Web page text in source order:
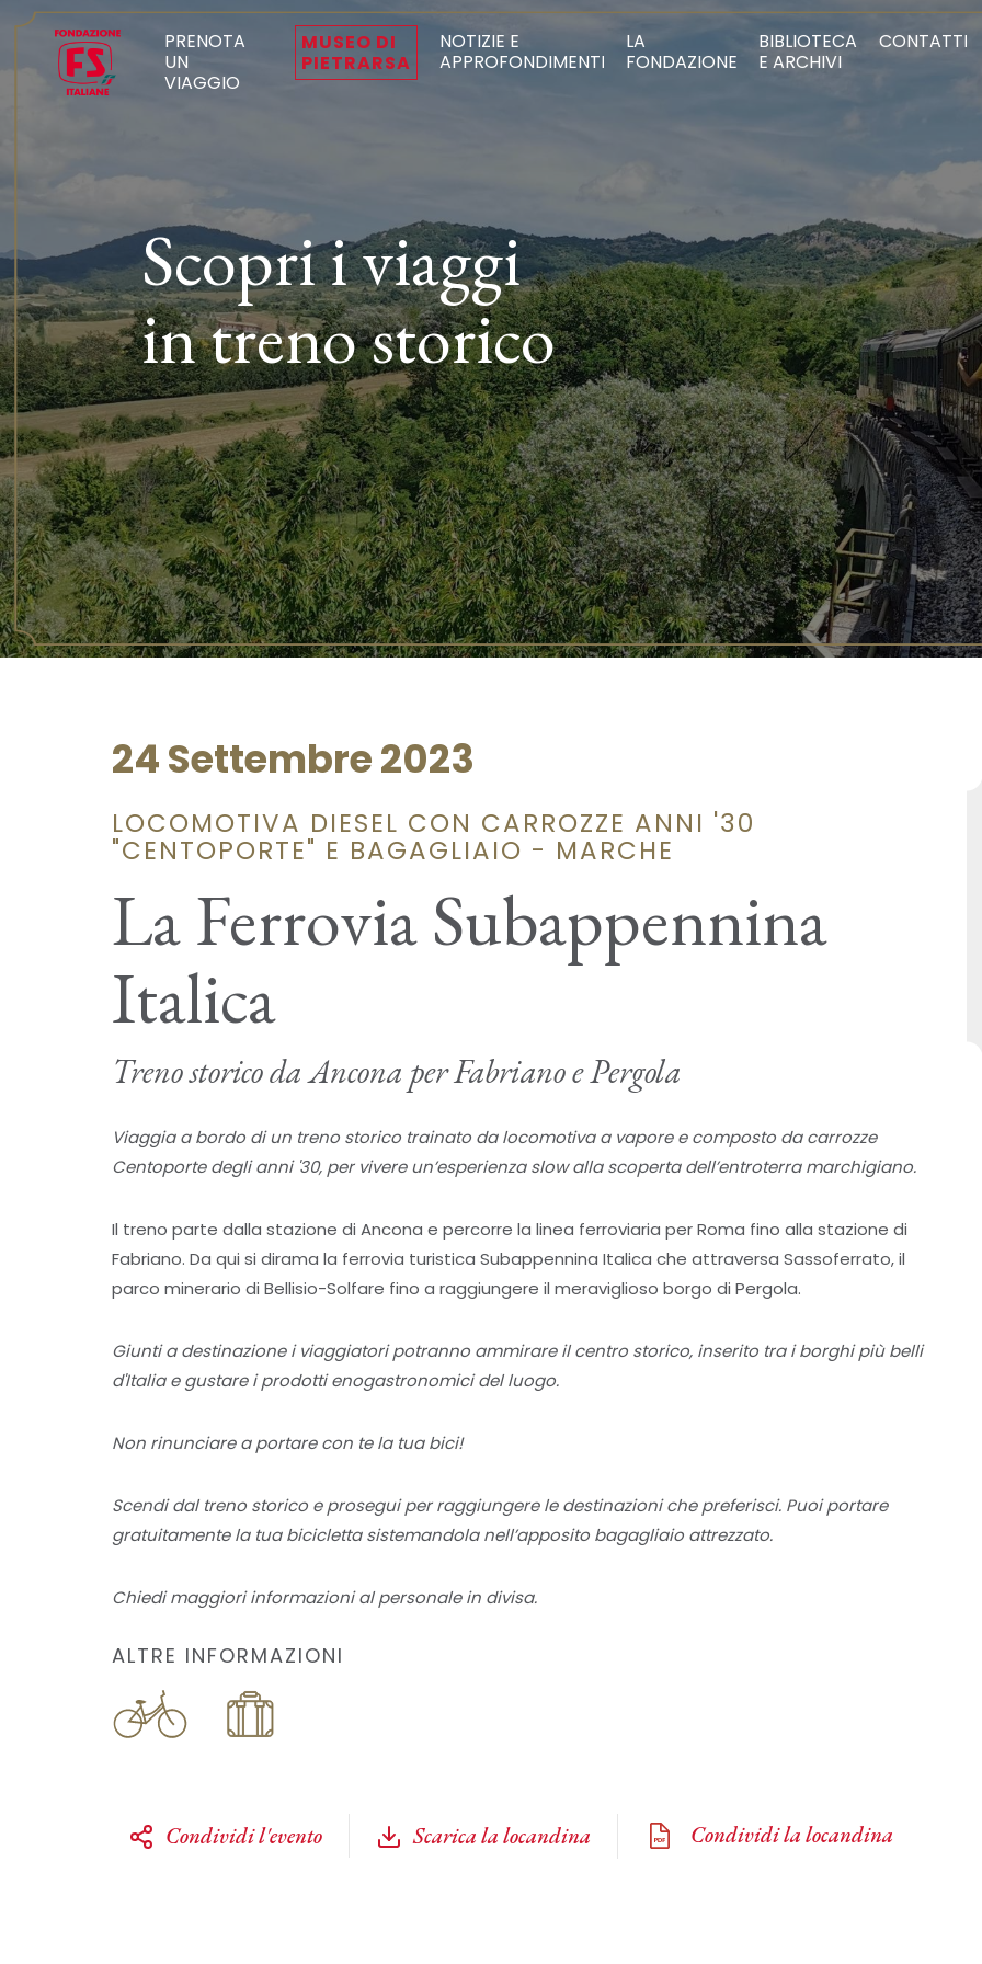
PRENOTA
UN
VIAGGIO
MUSEO DI
PIETRARSA
NOTIZIE E
APPROFONDIMENTI
LA
FONDAZIONE
BIBLIOTECA
E ARCHIVI
CONTATTI
Scopri i viaggi
in treno storico
24 Settembre 2023
LOCOMOTIVA DIESEL CON CARROZZE ANNI '30
"CENTOPORTE" E BAGAGLIAIO - MARCHE
La Ferrovia Subappennina
Italica
Treno storico da Ancona per Fabriano e Pergola
Viaggia a bordo di un treno storico trainato da locomotiva a vapore e composto da carrozze
Centoporte degli anni '30, per vivere un’esperienza slow alla scoperta dell’entroterra marchigiano.
Il treno parte dalla stazione di Ancona e percorre la linea ferroviaria per Roma fino alla stazione di
Fabriano. Da qui si dirama la ferrovia turistica Subappennina Italica che attraversa Sassoferrato, il
parco minerario di Bellisio-Solfare fino a raggiungere il meraviglioso borgo di Pergola.
Giunti a destinazione i viaggiatori potranno ammirare il centro storico, inserito tra i borghi più belli
d'Italia e gustare i prodotti enogastronomici del luogo.
Non rinunciare a portare con te la tua bici!
Scendi dal treno storico e prosegui per raggiungere le destinazioni che preferisci. Puoi portare
gratuitamente la tua bicicletta sistemandola nell’apposito bagagliaio attrezzato.
Chiedi maggiori informazioni al personale in divisa.
ALTRE INFORMAZIONI
Condividi l'evento Scarica la locandina Condividi la locandina